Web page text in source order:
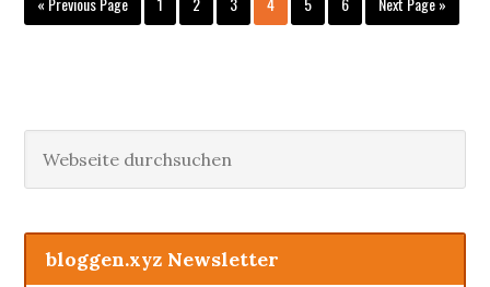
to
to
Haupt-
Sidebar
durchsuchen
bloggen.xyz Newsletter